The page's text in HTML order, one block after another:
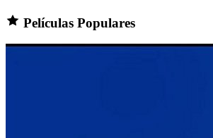
Películas Populares